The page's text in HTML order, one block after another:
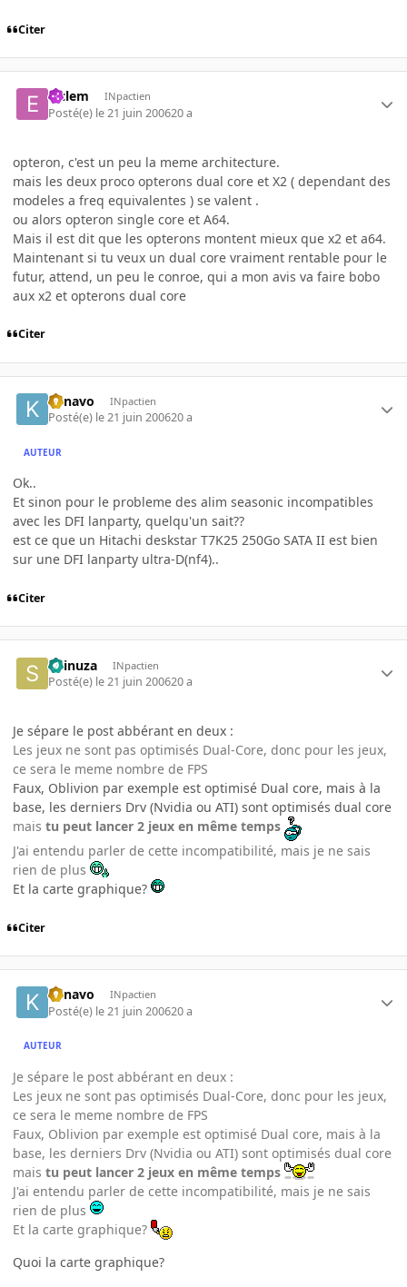
Citer
elclem INpactien
Posté(e) le 21 juin 200620 a
opteron, c'est un peu la meme architecture.
mais les deux proco opterons dual core et X2 ( dependant des
modeles a freq equivalentes ) se valent .
ou alors opteron single core et A64.
Mais il est dit que les opterons montent mieux que x2 et a64.
Maintenant si tu veux un dual core vraiment rentable pour le
futur, attend, un peu le conroe, qui a mon avis va faire bobo
aux x2 et opterons dual core
Citer
kenavo INpactien
Posté(e) le 21 juin 200620 a
AUTEUR
Ok..
Et sinon pour le probleme des alim seasonic incompatibles
avec les DFI lanparty, quelqu'un sait??
est ce que un Hitachi deskstar T7K25 250Go SATA II est bien
sur une DFI lanparty ultra-D(nf4)..
Citer
Shinuza INpactien
Posté(e) le 21 juin 200620 a
Je sépare le post abbérant en deux :
Les jeux ne sont pas optimisés Dual-Core, donc pour les jeux,
ce sera le meme nombre de FPS
Faux, Oblivion par exemple est optimisé Dual core, mais à la
base, les derniers Drv (Nvidia ou ATI) sont optimisés dual core
mais tu peut lancer 2 jeux en même temps
J'ai entendu parler de cette incompatibilité, mais je ne sais
rien de plus
Et la carte graphique?
Citer
kenavo INpactien
Posté(e) le 21 juin 200620 a
AUTEUR
Je sépare le post abbérant en deux :
Les jeux ne sont pas optimisés Dual-Core, donc pour les jeux,
ce sera le meme nombre de FPS
Faux, Oblivion par exemple est optimisé Dual core, mais à la
base, les derniers Drv (Nvidia ou ATI) sont optimisés dual core
mais tu peut lancer 2 jeux en même temps
J'ai entendu parler de cette incompatibilité, mais je ne sais
rien de plus
Et la carte graphique?
Quoi la carte graphique?